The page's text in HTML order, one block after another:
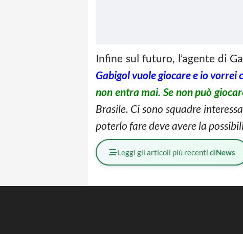
Infine sul futuro, l’agente di
Gabigol vuole giocare e io vorrei
non entra mai. Se non può
Brasile. Ci sono squadre
poterlo fare deve avere la
Leggi gli articoli più recenti diNews